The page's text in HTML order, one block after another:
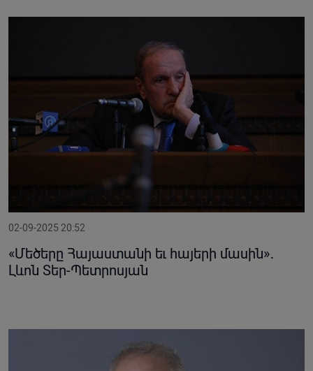
02-09-2025 20:52
«Մեծերը Հայաստանի եւ հայերի մասին»․
Լևոն Տեր-Պետրոսյան